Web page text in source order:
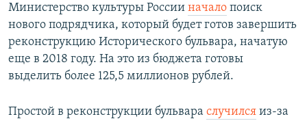
Министерство культуры России начало поиск
нового подрядчика, который будет готов завершить
реконструкцию Исторического бульвара, начатую
еще в 2018 году. На это из бюджета готовы
выделить более 125,5 миллионов рублей.
Простой в реконструкции бульвара случился из-за